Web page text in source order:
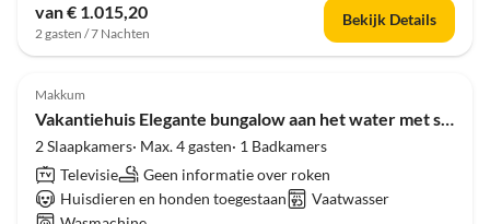
van € 1.015,20
2 gasten / 7 Nachten
Bekijk Details
Makkum
Vakantiehuis Elegante bungalow aan het water met steiger
2 Slaapkamers· Max. 4 gasten· 1 Badkamers
Televisie
Geen informatie over roken
Huisdieren en honden toegestaan
Vaatwasser